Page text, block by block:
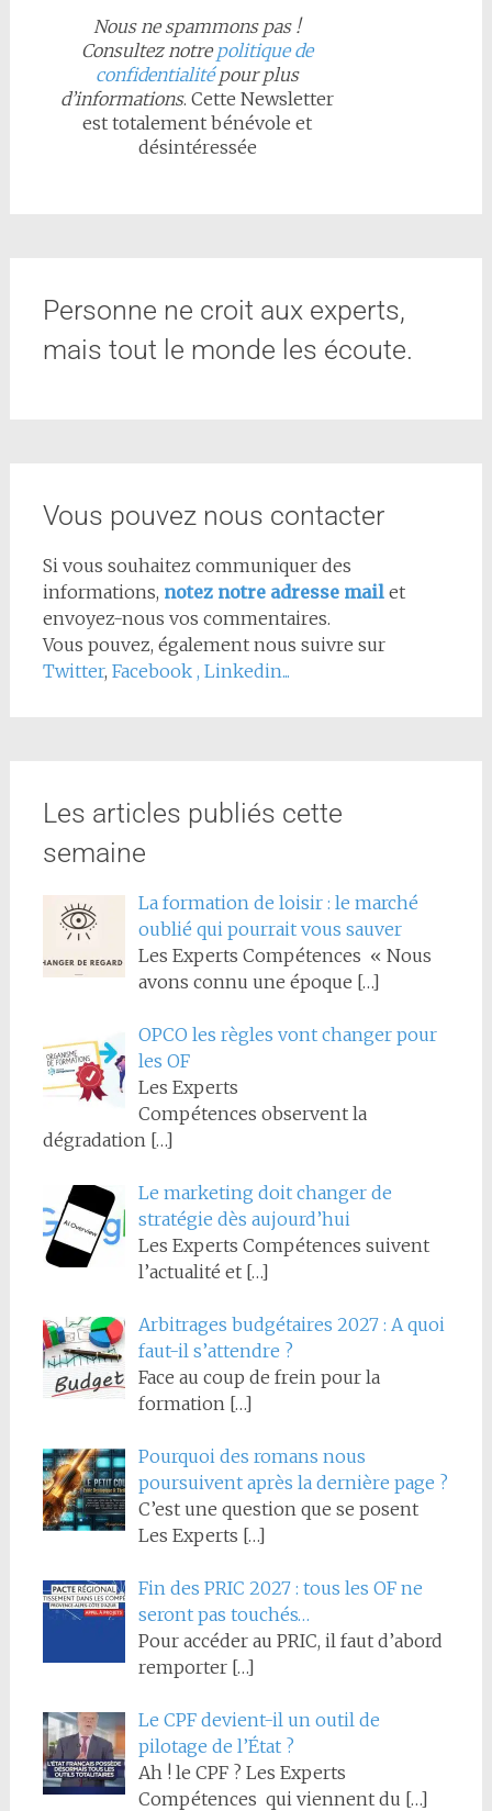
Nous ne spammons pas !
Consultez notrepolitique de
confidentialitépour plus
d’informations. Cette Newsletter
est totalement bénévole et
désintéressée
Personne ne croit aux experts,
mais tout le monde les écoute.
Vous pouvez nous contacter
Si vous souhaitez communiquer des
informations, notez notre adresse mail et
envoyez-nous vos commentaires.
Vous pouvez, également nous suivre sur
Twitter, Facebook , Linkedin...
Les articles publiés cette
semaine
La formation de loisir : le marché
oublié qui pourrait vous sauver
Les Experts Compétences « Nous
avons connu une époque […]
OPCO les règles vont changer pour
les OF
Les Experts
Compétences observent la
dégradation […]
Le marketing doit changer de
stratégie dès aujourd’hui
Les Experts Compétences suivent
l’actualité et […]
Arbitrages budgétaires 2027 : A quoi
faut-il s’attendre ?
Face au coup de frein pour la
formation […]
Pourquoi des romans nous
poursuivent après la dernière page ?
C’est une question que se posent
Les Experts […]
Fin des PRIC 2027 : tous les OF ne
seront pas touchés…
Pour accéder au PRIC, il faut d’abord
remporter […]
Le CPF devient-il un outil de
pilotage de l’État ?
Ah ! le CPF ? Les Experts
Compétences qui viennent du […]